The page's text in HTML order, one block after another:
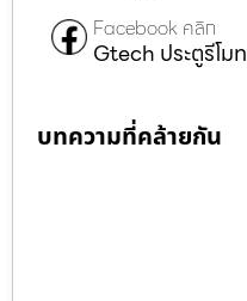
Facebook คลิก
Gtech ประตูรีโมท
บทความที่คล้ายกัน